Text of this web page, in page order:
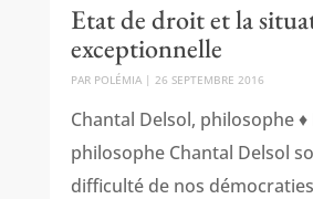
Etat de droit et la
exceptionnelle
PAR POLÉMIA| 26 SEPTEMBRE 2016
Chantal Delsol, philosophe ♦
philosophe Chantal Delsol
difficulté de nos